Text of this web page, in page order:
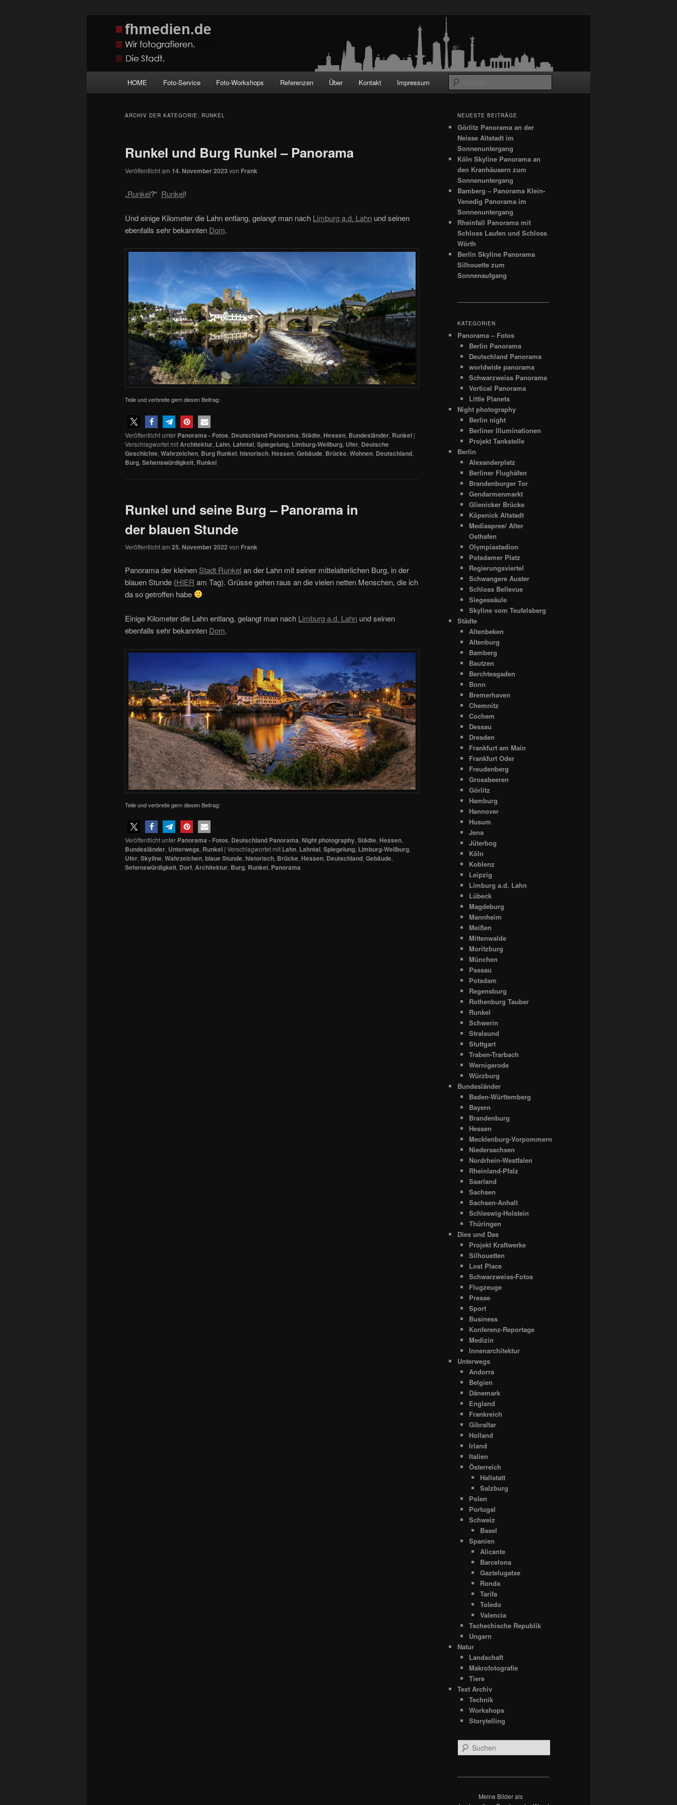
fhmedien.de
Wir fotografieren die Hauptstadt!
HOME Foto-Service Foto-Workshops Referenzen Über Kontakt Impressum
ARCHIV DER KATEGORIE: RUNKEL
Runkel und Burg Runkel – Panorama
Veröffentlicht am 14. November 2023 von Frank
„Runkel?“ Runkel!
Und einige Kilometer die Lahn entlang, gelangt man nach Limburg a.d. Lahn und seinen
ebenfalls sehr bekannten Dom.
Teile und verbreite gern diesen Beitrag:
Veröffentlicht unter Panorama - Fotos, Deutschland Panorama, Städte, Hessen, Bundesländer, Runkel |
Verschlagwortet mitArchitektur, Lahn, Lahntal, Spiegelung, Limburg-Weilburg, Ufer, Deutsche
Geschichte, Wahrzeichen, Burg Runkel, historisch, Hessen, Gebäude, Brücke, Wohnen, Deutschland,
Burg, Sehenswürdigkeit, Runkel
Runkel und seine Burg – Panorama in
der blauen Stunde
Veröffentlicht am 25. November 2022 von Frank
Panorama der kleinen Stadt Runkelan der Lahn mit seiner mittelalterlichen Burg, in der
blauen Stunde (HIER am Tag). Grüsse gehen raus an die vielen netten Menschen, die ich
da so getroffen habe
Einige Kilometer die Lahn entlang, gelangt man nach Limburg a.d. Lahn und seinen
ebenfalls sehr bekannten Dom.
Teile und verbreite gern diesen Beitrag:
Veröffentlicht unter Panorama - Fotos, Deutschland Panorama, Night photography,Städte, Hessen,
Bundesländer, Unterwegs, Runkel | Verschlagwortet mit Lahn, Lahntal,Spiegelung, Limburg-Weilburg,
Ufer,Skyline,Wahrzeichen,blaue Stunde,historisch, Brücke, Hessen, Deutschland,Gebäude,
Sehenswürdigkeit, Dorf,Architektur, Burg, Runkel, Panorama
NEUESTE BEITRÄGE
Görlitz Panorama an der
Neisse Altstadt im
Sonnenuntergang
Köln Skyline Panorama an
den Kranhäusern zum
Sonnenuntergang
Bamberg – Panorama Klein-
Venedig Panorama im
Sonnenuntergang
Rheinfall Panorama mit
Schloss Laufen und Schloss
Wörth
Berlin Skyline Panorama
Silhouette zum
Sonnenaufgang
KATEGORIEN
Panorama – Fotos
Berlin Panorama
Deutschland Panorama
worldwide panorama
Schwarzweiss Panorama
Vertical Panorama
Little Planets
Night photography
Berlin night
Berliner Illuminationen
Projekt Tankstelle
Berlin
Alexanderplatz
Berliner Flughäfen
Brandenburger Tor
Gendarmenmarkt
Glienicker Brücke
Köpenick Altstadt
Mediaspree/ Alter
Osthafen
Olympiastadion
Potsdamer Platz
Regierungsviertel
Schwangere Auster
Schloss Bellevue
Siegessäule
Skyline vom Teufelsberg
Städte
Altenbeken
Altenburg
Bamberg
Bautzen
Berchtesgaden
Bonn
Bremerhaven
Chemnitz
Cochem
Dessau
Dresden
Frankfurt am Main
Frankfurt Oder
Freudenberg
Grossbeeren
Görlitz
Hamburg
Hannover
Husum
Jena
Jüterbog
Köln
Koblenz
Leipzig
Limburg a.d. Lahn
Lübeck
Magdeburg
Mannheim
Meißen
Mittenwalde
Moritzburg
München
Passau
Potsdam
Regensburg
Rothenburg Tauber
Runkel
Schwerin
Stralsund
Stuttgart
Traben-Trarbach
Wernigerode
Würzburg
Bundesländer
Baden-Württemberg
Bayern
Brandenburg
Hessen
Mecklenburg-Vorpommern
Niedersachsen
Nordrhein-Westfalen
Rheinland-Pfalz
Saarland
Sachsen
Sachsen-Anhalt
Schleswig-Holstein
Thüringen
Dies und Das
Projekt Kraftwerke
Silhouetten
Lost Place
Schwarzweiss-Fotos
Flugzeuge
Presse
Sport
Business
Konferenz-Reportage
Medizin
Innenarchitektur
Unterwegs
Andorra
Belgien
Dänemark
England
Frankreich
Gibraltar
Holland
Irland
Italien
Österreich
Hallstatt
Salzburg
Polen
Portugal
Schweiz
Basel
Spanien
Alicante
Barcelona
Gaztelugatxe
Ronda
Tarifa
Toledo
Valencia
Tschechische Republik
Ungarn
Natur
Landschaft
Makrofotografie
Tiere
Text Archiv
Technik
Workshops
Storytelling
u
Meine Bilder als